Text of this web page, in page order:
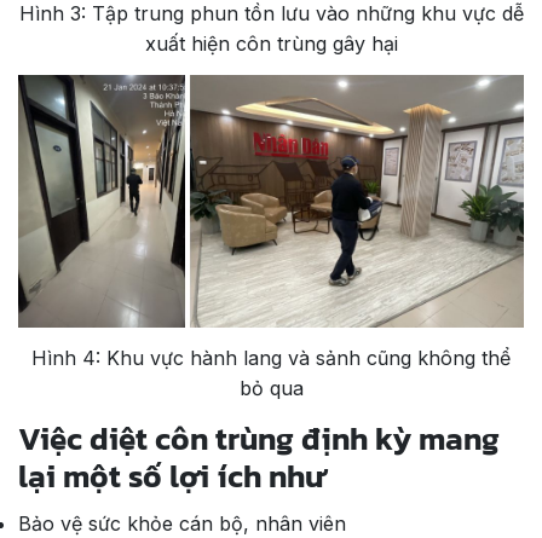
Hình 3: Tập trung phun tồn lưu vào những khu vực dễ
xuất hiện côn trùng gây hại
Hình 4: Khu vực hành lang và sảnh cũng không thể
bỏ qua
Việc diệt côn trùng định kỳ mang
lại một số lợi ích như
Bảo vệ sức khỏe cán bộ, nhân viên